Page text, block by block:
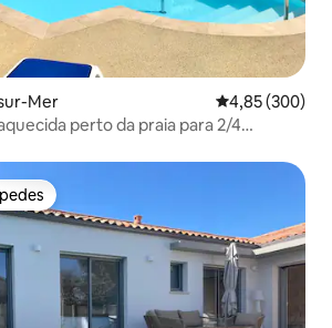
Mer 4,85 de uma
4,85 (300)
perto da praia para 2/4